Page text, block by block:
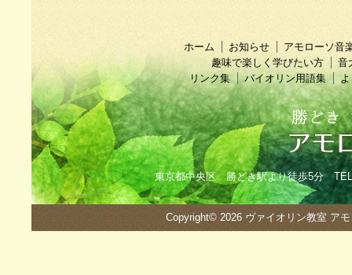
ホーム お知らせ
アモローソ音
趣味で楽しく学びたい方
音
リンク集
バイオリン用語集
東京都中央区 勝どき駅より徒歩5分
Copyright© 2026 ヴァイオリン教室 ア